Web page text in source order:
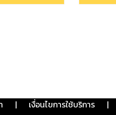
| เงื่อนไขการใช้บริการ |